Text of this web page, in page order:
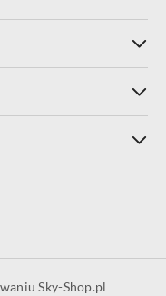
Sky-Shop.pl